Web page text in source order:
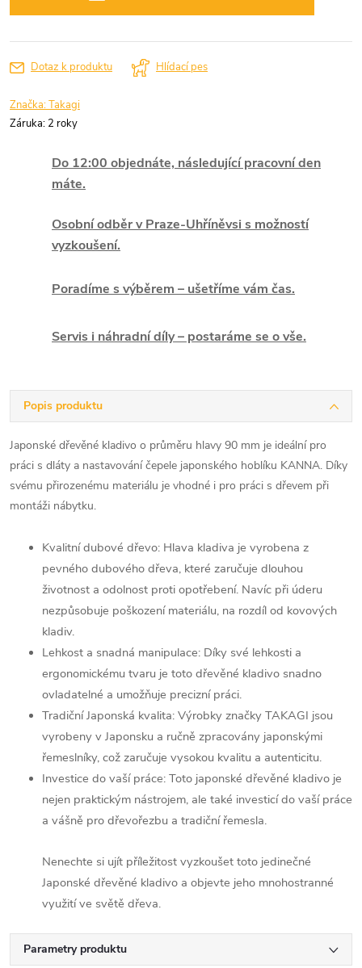
Dotaz k produktu Hlídací pes
Značka:Takagi
Záruka: 2 roky
Do 12:00 objednáte, následující pracovní den
máte.
Osobní odběr v Praze-Uhříněvsi s možností
vyzkoušení.
Poradíme s výběrem – ušetříme vám čas.
Servis i náhradní díly – postaráme se o vše.
Popis produktu
Japonské dřevěné kladivo o průměru hlavy 90 mm je ideální pro
práci s dláty a nastavování čepele japonského hoblíku KANNA. Díky
svému přirozenému materiálu je vhodné i pro práci s dřevem při
montáži nábytku.
Kvalitní dubové dřevo: Hlava kladiva je vyrobena z
pevného dubového dřeva, které zaručuje dlouhou
životnost a odolnost proti opotřebení. Navíc při úderu
nezpůsobuje poškození materiálu, na rozdíl od kovových
kladiv.
Lehkost a snadná manipulace: Díky své lehkosti a
ergonomickému tvaru je toto dřevěné kladivo snadno
ovladatelné a umožňuje precizní práci.
Tradiční Japonská kvalita: Výrobky značky TAKAGI jsou
vyrobeny v Japonsku a ručně zpracovány japonskými
řemeslníky, což zaručuje vysokou kvalitu a autenticitu.
Investice do vaší práce: Toto japonské dřevěné kladivo je
nejen praktickým nástrojem, ale také investicí do vaší práce
a vášně pro dřevořezbu a tradiční řemesla.
Nenechte si ujít příležitost vyzkoušet toto jedinečné
Japonské dřevěné kladivo a objevte jeho mnohostranné
využití ve světě dřeva.
Parametry produktu